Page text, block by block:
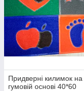
Придверні килимок на
гумовій основі 40*60